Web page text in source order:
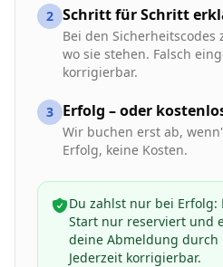
2 Schritt für Schritt
Bei den
wo sie stehen. Falsch
korrigierbar.
3 Erfolg – oder
Wir buchen erst ab,
Erfolg, keine Kosten.
Du zahlst nur bei
Start nur reserviert und
deine Abmeldung durch
Jederzeit korrigierbar.